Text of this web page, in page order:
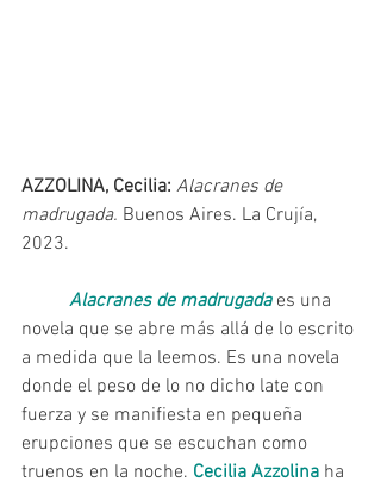
AZZOLINA, Cecilia: Alacranes de
madrugada. Buenos Aires. La Crujía,
2023.
Alacranes de madrugada es una
novela que se abre más allá de lo escrito
a medida que la leemos. Es una novela
donde el peso de lo no dicho late con
fuerza y se manifiesta en pequeña
erupciones que se escuchan como
truenos en la noche. Cecilia Azzolina ha